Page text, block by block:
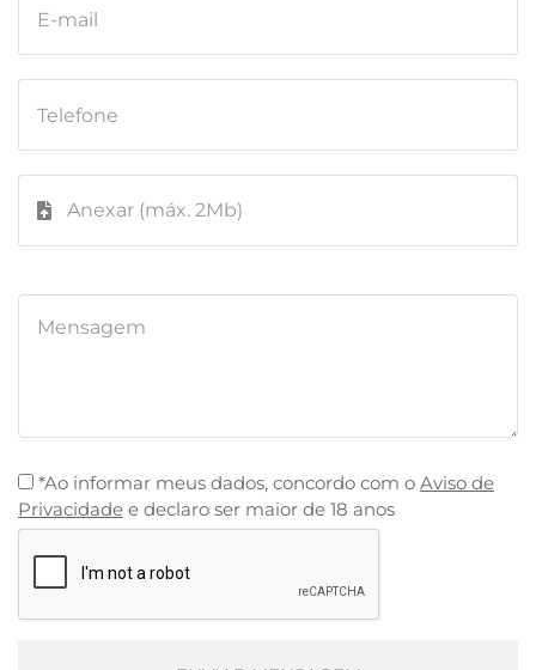
Anexar (máx. 2Mb)
Please
leave
this
*Ao informar meus dados, concordo com o Aviso de
Privacidade e declaro ser maior de 18 anos